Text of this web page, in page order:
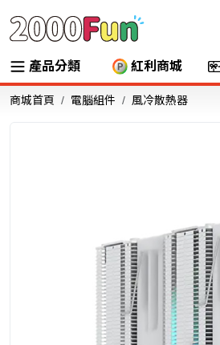
產品分類 紅利商城
商城首頁 電腦組件 風冷散熱器